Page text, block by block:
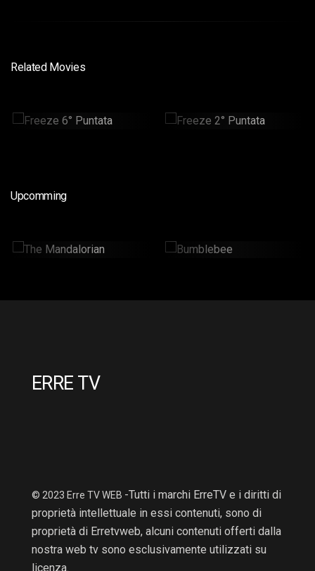
Related Movies
Freeze 6° Puntata Freeze 2° Puntata
Upcomming
The Mandalorian Bumblebee
ERRE TV
© 2023 Erre TV WEB -Tutti i marchi ErreTV e i diritti di
proprietà intellettuale in essi contenuti, sono di
proprietà di Erretvweb, alcuni contenuti offerti dalla
nostra web tv sono esclusivamente utilizzati su
licenza.